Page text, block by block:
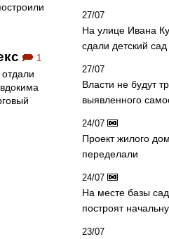
1
27/07
На улице Ивана
сдали детский сад
27/07
Власти не будут
выявленного
24/07
Проект жилого
переделали
24/07
На месте базы
построят
23/07